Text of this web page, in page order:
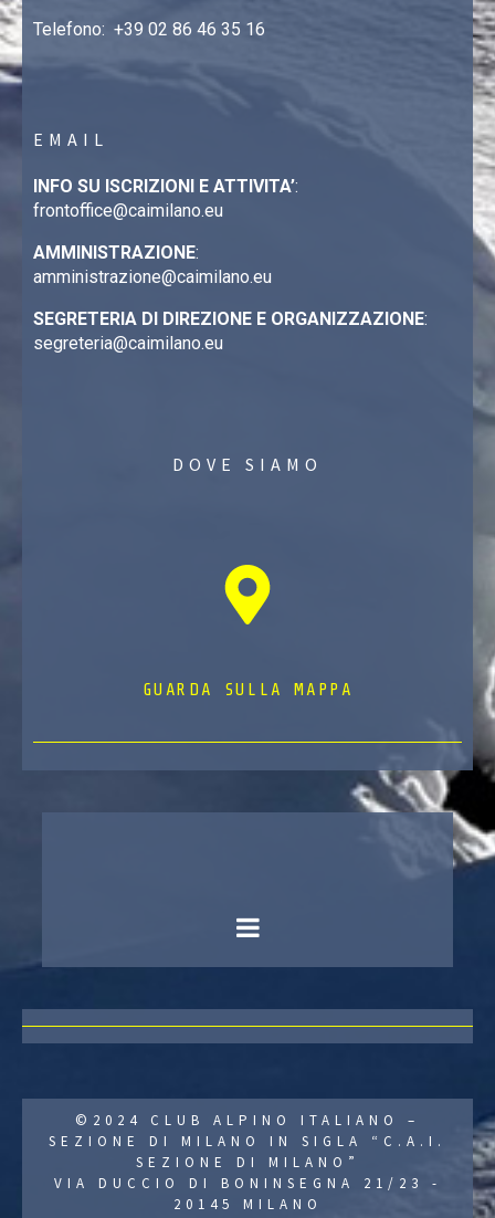
Telefono: +39 02 86 46 35 16
EMAIL
INFO SU ISCRIZIONI E ATTIVITA’:
frontoffice@caimilano.eu
AMMINISTRAZIONE:
amministrazione@caimilano.eu
SEGRETERIA DI DIREZIONE E ORGANIZZAZIONE:
segreteria@caimilano.eu
DOVE SIAMO
GUARDA SULLA MAPPA
©2024 CLUB ALPINO ITALIANO –
SEZIONE DI MILANO IN SIGLA “C.A.I.
SEZIONE DI MILANO”
VIA DUCCIO DI BONINSEGNA 21/23 -
20145 MILANO